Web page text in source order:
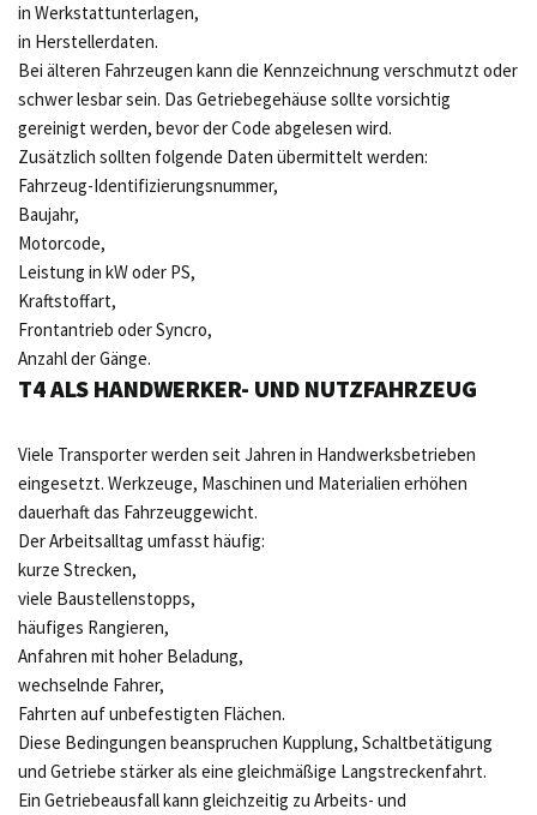
in Werkstattunterlagen,
in Herstellerdaten.
Bei älteren Fahrzeugen kann die Kennzeichnung verschmutzt oder
schwer lesbar sein. Das Getriebegehäuse sollte vorsichtig
gereinigt werden, bevor der Code abgelesen wird.
Zusätzlich sollten folgende Daten übermittelt werden:
Fahrzeug-Identifizierungsnummer,
Baujahr,
Motorcode,
Leistung in kW oder PS,
Kraftstoffart,
Frontantrieb oder Syncro,
Anzahl der Gänge.
T4 ALS HANDWERKER- UND NUTZFAHRZEUG
Viele Transporter werden seit Jahren in Handwerksbetrieben
eingesetzt. Werkzeuge, Maschinen und Materialien erhöhen
dauerhaft das Fahrzeuggewicht.
Der Arbeitsalltag umfasst häufig:
kurze Strecken,
viele Baustellenstopps,
häufiges Rangieren,
Anfahren mit hoher Beladung,
wechselnde Fahrer,
Fahrten auf unbefestigten Flächen.
Diese Bedingungen beanspruchen Kupplung, Schaltbetätigung
und Getriebe stärker als eine gleichmäßige Langstreckenfahrt.
Ein Getriebeausfall kann gleichzeitig zu Arbeits- und